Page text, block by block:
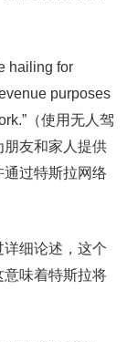
hailing for
purposes
（使用无人驾
友和家人提供
过特斯拉网络
细论述，这个
味着特斯拉将